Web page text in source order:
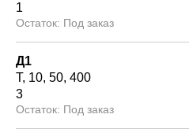
1
Под заказ
Д1
Т 10 50 400
3
Под заказ